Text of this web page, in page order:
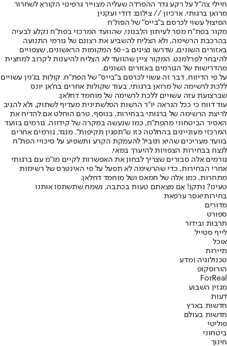
חיילי צה"ל על רקע גדר ההפרדה שעליה מצוייר גרפיטי הקורא לשחרור
מרואן ברגותי. ארכיון // צילום: דודי ועקנין
הפיצול עשוי לכרסם ב"בייס" של הפת"ח
מקור בפת"ח מסר לעיתון הלבנוני, שהוועד המרכזי בפת"ח נקלע לבעיה
בהרכבת הרשימה, ולא הצליח להשביע את רצונם של גורמי התנועה
באזורים השונים, שדרשו נציגים ב-50 המקומות הראשונים, שצפויים
להיבחר לפרלמנט. המקור ציין שהוועד לא הצליח להיענות לקרוב למחצית
מהדרישות של הגורמים באזורים השונים.
על פי הדיווח, דבר זה עשוי לכרסם ב"בייס" של הפת"ח. קולות בג'נין עשויים
ללכת לרשימה של מרואן ברגותי, בעוד שקולות אחרים בח'אן יונס
שברצועת עזה עשויים ללכת לרשימה של מוחמד דחלאן.
עוד דווח כי ככל הנראה יו"ר הרשות הפלשתינית מעדיף לשתוק, ולא להגיב
לריצת הרשימה של ברגותי בבחירות. בנוסף, טרם הוחלט אם להדיח את
האסיר הביטחוני מהפת"ח, כמו שנעשה במקרה של קידווה. גורמים בוועד
המרכזי מעוניינים בהחלטה כזו ש"תפגין תקיפות". מנגד, גורמים אחרים
בוועד מעריכים שהיא תוביל להעמקת הקרע ותשפיע על סיכויי הפת"ח
לנצח בבחירות הצפויות להיערך במאי.
גורמים אלה סבורים שצריך לבחון את האפשרות לקיים מו"מ עם ברגותי
אחרי הבחירות, כדי שהרשימה לא תפעל על פי האינטרס של רשימות
מתחרות, כמו אלה של חמאס ושל מוחמד דחלאן.
טעינו? נתקן! אם מצאתם טעות בכתבה, נשמח שתשתפו אותנו
בחירותיאסר ערפאת
מדורים
ספורט
תרבות ובידור
לייף סטייל
אוכל
תיירות
טכנולוגיה ומדע
הורוסקופ
ForReal
מגזין השבוע
דעות
חדשות בארץ
חדשות בעולם
פוליטי
ביטחוני
חינוך